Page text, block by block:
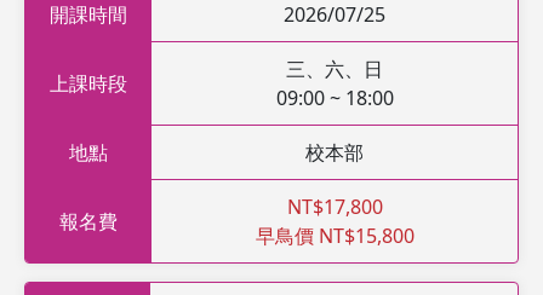
開課時間 2026/07/25
上課時段
三、六、日
09:00 ~ 18:00
地點 校本部
報名費
NT$17,800
早鳥價 NT$15,800